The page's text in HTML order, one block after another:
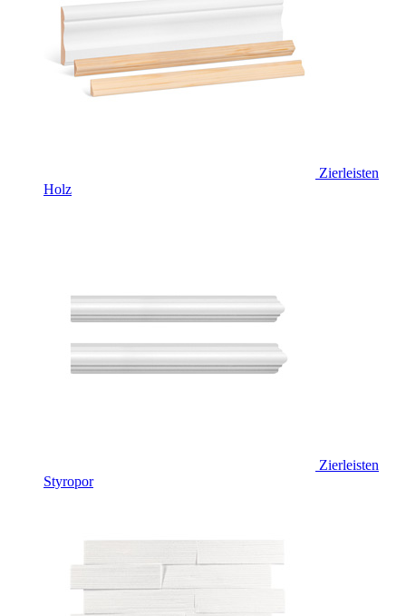
Zierleisten
Holz
Zierleisten
Styropor